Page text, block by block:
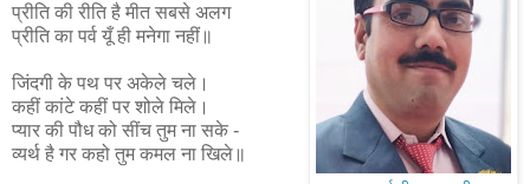
प्रीति की रीति है मीत सबसे अलग
प्रीति का पर्व यूँ ही मनेगा नहीं॥
जिंदगी के पथ पर अकेले चले।
कहीं कांटे कहीं पर शोले मिले।
प्यार की पौध को सींच तुम ना सके -
व्यर्थ है गर कहो तुम कमल ना खिले॥